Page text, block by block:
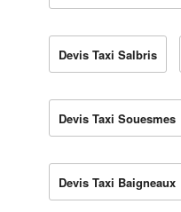
Devis Taxi Salbris
Devis Taxi Souesmes
Devis Taxi Baigneaux